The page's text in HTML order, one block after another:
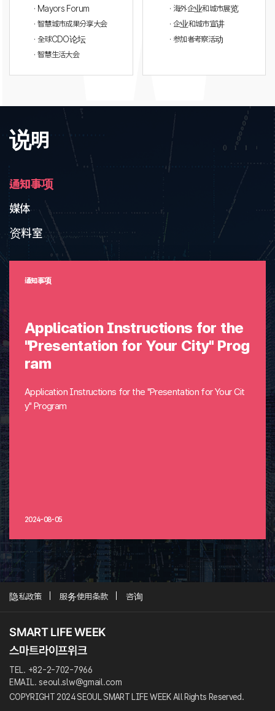
· Mayors Forum
· 智慧城市成果分享大会
· 全球CDO论坛
· 智慧生活大会
· 海外企业和城市展览
· 企业和城市宣讲
· 参加者考察活动
说明
通知事项
通知事项
Application Instructions for the
"Presentation for Your City" Prog
ram
Application Instructions for the "Presentation for Your Cit
y" Program
2024-08-05
媒体
资料室
隐私政策 服务使用条款 咨询
TEL. +82-2-702-7966
EMAIL. seoul.slw@gmail.com
COPYRIGHT 2024 SEOUL SMART LIFE WEEK All Rights Reserved.